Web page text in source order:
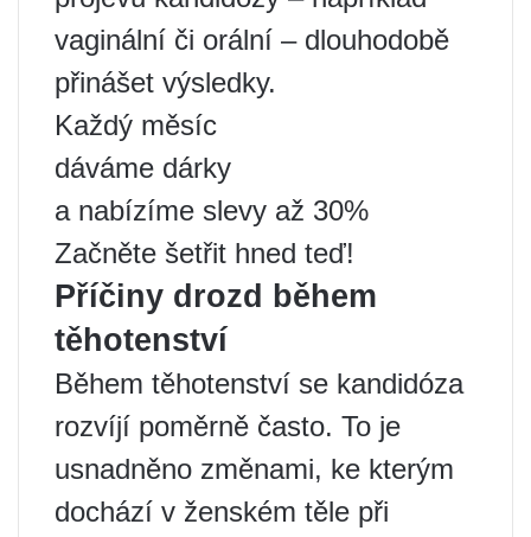
vaginální či orální – dlouhodobě
přinášet výsledky.
Každý měsíc
dáváme dárky
a nabízíme slevy až 30%
Začněte šetřit hned teď!
Příčiny drozd během
těhotenství
Během těhotenství se kandidóza
rozvíjí poměrně často. To je
usnadněno změnami, ke kterým
dochází v ženském těle při